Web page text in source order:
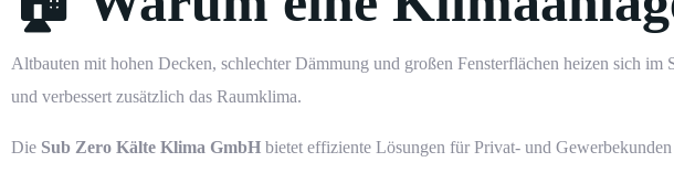
Altbauten mit hohen Decken, schlechter Dämmung und großen Fensterflächen heizen sich im
und verbessert zusätzlich das Raumklima.
Die Sub Zero Kälte Klima GmbH bietet effiziente Lösungen für Privat- und